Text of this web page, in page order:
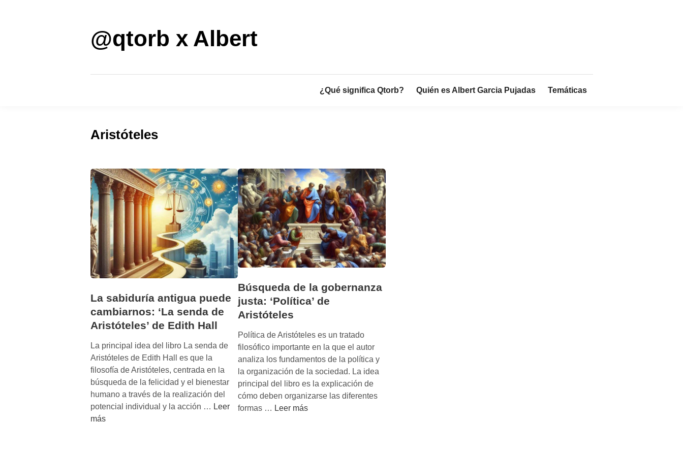
@qtorb x Albert
¿Qué significa Qtorb? Quién es Albert Garcia Pujadas Temáticas
Aristóteles
La sabiduría antigua puede
cambiarnos: ‘La senda de
Aristóteles’ de Edith Hall
La principal idea del libro La senda de
Aristóteles de Edith Hall es que la
filosofía de Aristóteles, centrada en la
búsqueda de la felicidad y el bienestar
humano a través de la realización del
potencial individual y la acción … LLeer
más
Búsqueda de la gobernanza
justa: ‘Política’ de
Aristóteles
Política de Aristóteles es un tratado
filosófico importante en la que el autor
analiza los fundamentos de la política y
la organización de la sociedad. La idea
principal del libro es la explicación de
cómo deben organizarse las diferentes
formas … B
Leer más